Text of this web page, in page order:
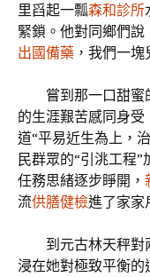
里舀起一瓢森和診所
緊鎖。他對同鄉們
出國備藥 ，我們一
嘗到那一口甜
的生涯艱苦感同身
道“平易近生為上，
民群眾的“引洮工程
任務思緒逐步睜開，
流供膳健檢進了家家
到元古林天秤
浸在她對極致平衡